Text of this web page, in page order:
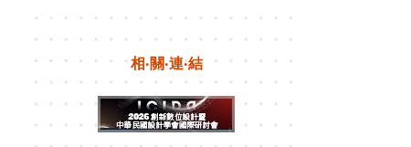
相‧關‧連‧結